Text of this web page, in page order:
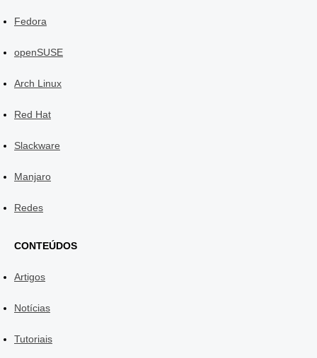
Fedora
openSUSE
Arch Linux
Red Hat
Slackware
Manjaro
Redes
CONTEÚDOS
Artigos
Notícias
Tutoriais